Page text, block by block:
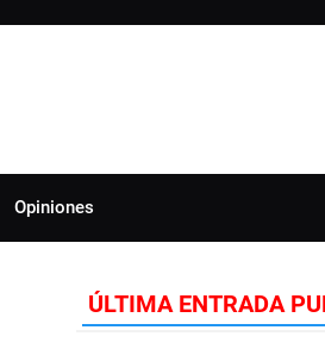
Opiniones
ÚLTIMA ENTRADA